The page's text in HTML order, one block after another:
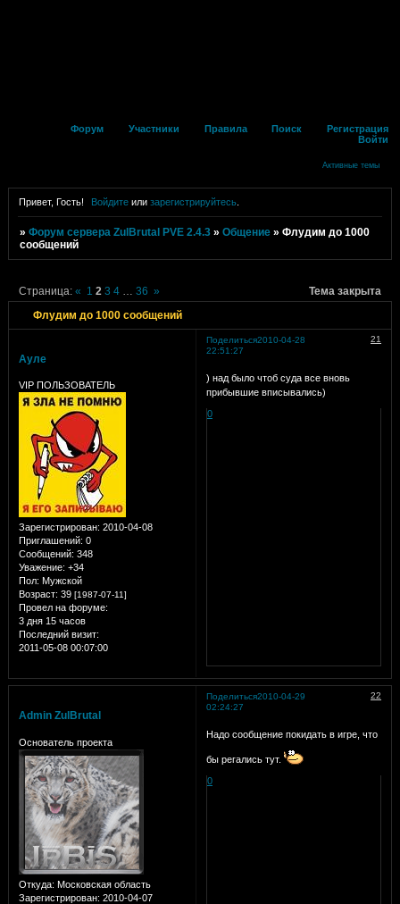
Форум Участники Правила Поиск
Регистрация
Войти
Активные темы
Привет, Гость! Войдите илизарегистрируйтесь
»Форум сервера ZulBrutal PVE 2.4.3 »Общение »Флудим до 1000
сообщений
Флудим до 1000 сообщений
Страница:« 1 2 3 4 … 36 » Тема закрыта
Поделиться 21
2010-04-28
22:51:27
Ауле
VIP ПОЛЬЗОВАТЕЛЬ
Зарегистрирован: 2010-04-08
Приглашений: 0
Сообщений: 348
Уважение: +34
Пол: Мужской
Возраст: 39 [1987-07-11]
Провел на форуме:
3 дня 15 часов
Последний визит:
2011-05-08 00:07:00
) над было чтоб суда все вновь
прибывшие вписывались)
0
Поделиться 22
2010-04-29
02:24:27
Admin ZulBrutal
Основатель проекта
Откуда: Московская область
Зарегистрирован: 2010-04-07
Надо сообщение покидать в игре, что
бы регались тут.
0